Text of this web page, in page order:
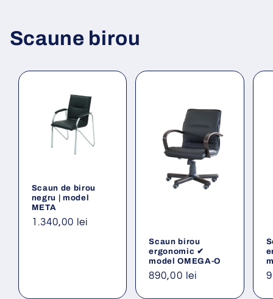
Scaune birou
Scaun de birou
negru | model
META
Preț
1.340,00 lei
Scaun birou
ergonomic ✔
model OMEGA-O
Preț
890,00 lei